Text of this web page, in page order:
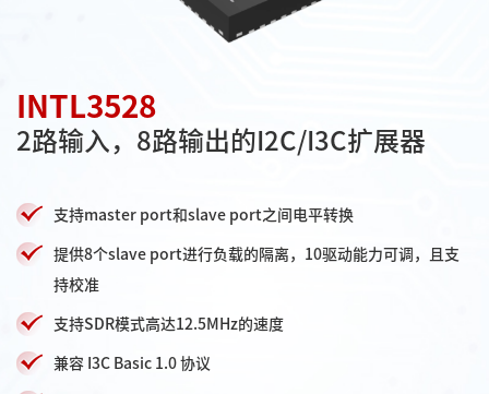
INTL3528
2路输入，8路输出的I2C/I3C扩展器
支持master port和slave port之间电平转换
提供8个slave port进行负载的隔离，10驱动能力可调，且支
持校准
支持SDR模式高达12.5MHz的速度
兼容 I3C Basic 1.0 协议